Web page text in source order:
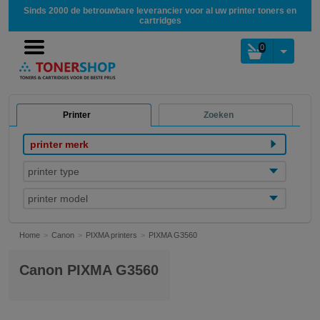
Sinds 2000 de betrouwbare leverancier voor al uw printer toners en
cartridges
0
Printer Zoeken
printer merk
printer type
printer model
Home Canon PIXMA printers PIXMA G3560
Canon PIXMA G3560